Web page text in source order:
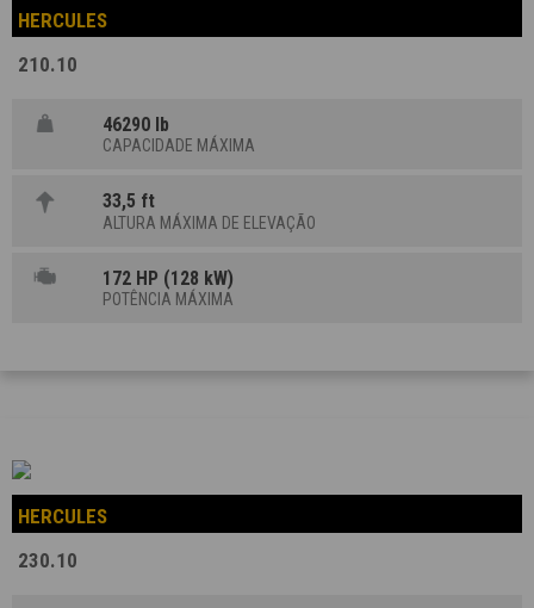
HERCULES
210.10
46290 lb
CAPACIDADE MÁXIMA
33,5 ft
ALTURA MÁXIMA DE ELEVAÇÃO
172 HP (128 kW)
POTÊNCIA MÁXIMA
HERCULES
230.10